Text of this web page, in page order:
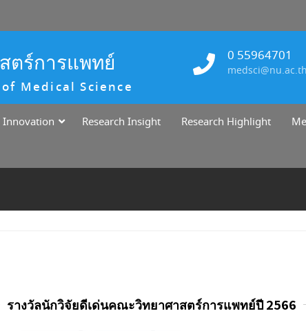
ตร์การแพทย์
Medical Science
0 55964701
medsci@nu.ac.th
Innovation Research Insight Research Highlight
รางวัลนักวิจัยดีเด่นคณะวิทยาศาสตร์การแพทย์ปี 2566